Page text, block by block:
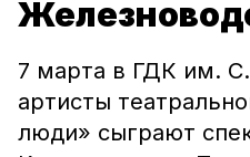
7 марта в ГДК им.
артисты
люди» сыграют